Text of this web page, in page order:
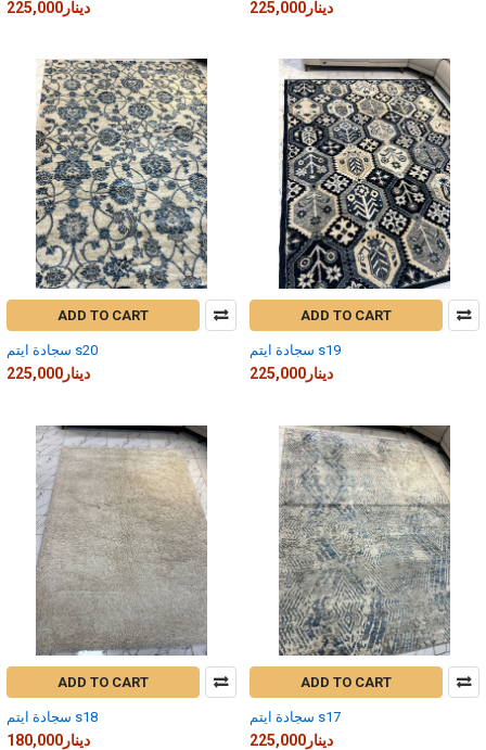
225,000دينار 225,000دينار
ADD TO CART
سجادة ايتم s20
225,000دينار
ADD TO CART
سجادة ايتم s19
225,000دينار
ADD TO CART
سجادة ايتم s18
180,000دينار
ADD TO CART
سجادة ايتم s17
225,000دينار